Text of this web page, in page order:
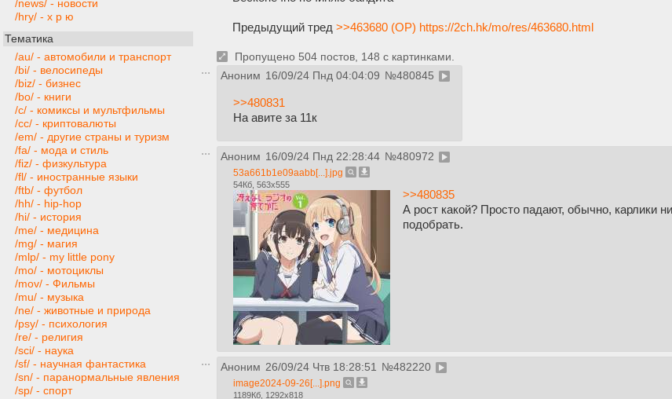
/news/ - новости
/hry/ - х р ю
Тематика
/au/ - автомобили и транспорт
/bi/ - велосипеды
/biz/ - бизнес
/bo/ - книги
/c/ - комиксы и мультфильмы
/cc/ - криптовалюты
/em/ - другие страны и туризм
/fa/ - мода и стиль
/fiz/ - физкультура
/fl/ - иностранные языки
/ftb/ - футбол
/hh/ - hip-hop
/hi/ - история
/me/ - медицина
/mg/ - магия
/mlp/ - my little pony
/mo/ - мотоциклы
/mov/ - Фильмы
/mu/ - музыка
/ne/ - животные и природа
/psy/ - психология
/re/ - религия
/sci/ - наука
/sf/ - научная фантастика
/sn/ - паранормальные явления
/sp/ - спорт
Предыдущий тред >>463680 (OP) https://2ch.hk/mo/res/463680.html
Пропущено 504 постов, 148 с картинками.
Аноним 16/09/24 Пнд 04:04:09 №480845
>>480831
На авите за 11к
Аноним 16/09/24 Пнд 22:28:44 №480972
53a661b1e09aabb[...].jpg
54Кб, 563x555
>>480835
А рост какой? Просто падают, обычно, карлики
подобрать.
Аноним 26/09/24 Чтв 18:28:51 №482220
image2024-09-26[...].png
1189Кб, 1292x818